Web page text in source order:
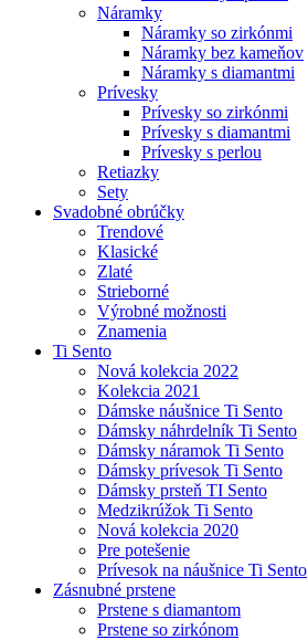
Náramky
Náramky so zirkónmi
Náramky bez kameňov
Náramky s diamantmi
Prívesky
Prívesky so zirkónmi
Prívesky s diamantmi
Prívesky s perlou
Retiazky
Sety
Svadobné obrúčky
Trendové
Klasické
Zlaté
Strieborné
Výrobné možnosti
Znamenia
Ti Sento
Nová kolekcia 2022
Kolekcia 2021
Dámske náušnice Ti Sento
Dámsky náhrdelník Ti Sento
Dámsky náramok Ti Sento
Dámsky prívesok Ti Sento
Dámsky prsteň TI Sento
Medzikrúžok Ti Sento
Nová kolekcia 2020
Pre potešenie
Prívesok na náušnice Ti Sento
Zásnubné prstene
Prstene s diamantom
Prstene so zirkónom